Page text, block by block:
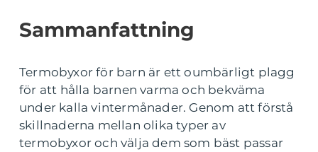
Sammanfattning
Termobyxor för barn är ett oumbärligt plagg
för att hålla barnen varma och bekväma
under kalla vintermånader. Genom att förstå
skillnaderna mellan olika typer av
termobyxor och välja dem som bäst passar